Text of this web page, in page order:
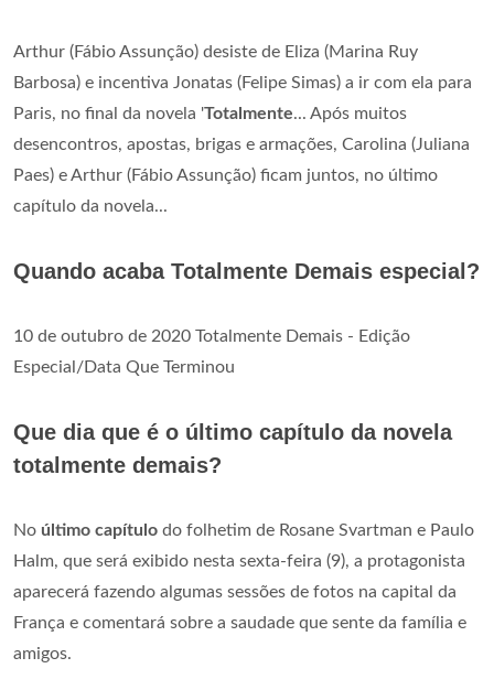
Arthur (Fábio Assunção) desiste de Eliza (Marina Ruy
Barbosa) e incentiva Jonatas (Felipe Simas) a ir com ela para
Paris, no final da novela 'Totalmente... Após muitos
desencontros, apostas, brigas e armações, Carolina (Juliana
Paes) e Arthur (Fábio Assunção) ficam juntos, no último
capítulo da novela...
Quando acaba Totalmente Demais especial?
10 de outubro de 2020 Totalmente Demais - Edição
Especial/Data Que Terminou
Que dia que é o último capítulo da novela
totalmente demais?
No último capítulo do folhetim de Rosane Svartman e Paulo
Halm, que será exibido nesta sexta-feira (9), a protagonista
aparecerá fazendo algumas sessões de fotos na capital da
França e comentará sobre a saudade que sente da família e
amigos.